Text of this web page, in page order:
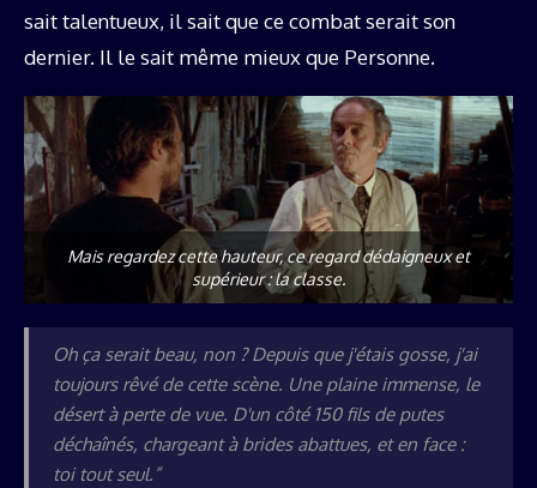
sait talentueux, il sait que ce combat serait son
dernier. Il le sait même mieux que Personne.
Mais regardez cette hauteur, ce regard dédaigneux et
supérieur : la classe.
Oh ça serait beau, non ? Depuis que j'étais gosse, j'ai
toujours rêvé de cette scène. Une plaine immense, le
désert à perte de vue. D'un côté 150 fils de putes
déchaînés, chargeant à brides abattues, et en face :
toi tout seul.”